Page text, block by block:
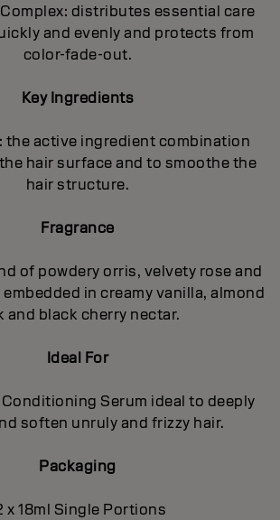
distributes essential care
and evenly and protects from
color-fade-out.
Key Ingredients
the active ingredient combination
hair surface and to smoothe the
hair structure.
Fragrance
of powdery orris, velvety rose and
in creamy vanilla, almond
and black cherry nectar.
Ideal For
Serum ideal to deeply
soften unruly and frizzy hair.
Packaging
x 18ml Single Portions